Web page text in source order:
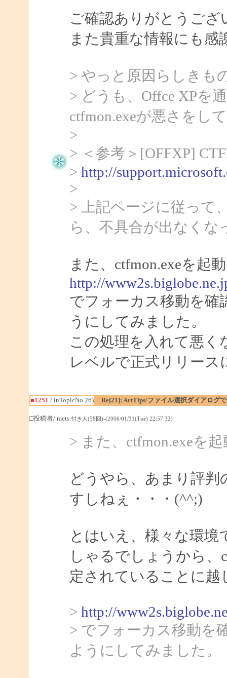
ご確認ありがとうござ
また貴重な情報にも感
> やっと原因らしきも
> どうも、Offce XPを
ctfmon.exeが悪さをし
>
> ＜参考＞[OFFXP]
> http://
>
> 上記ページに従って
ら、不具合が出なくな
また、ctfmon.exeを起
http://
でフォーカス移動を確
うにしてみました。
この処理を入れて悪
レベルで正式リリー
■1251 / inTopicNo.26) Re[21]: ArtTips/ファイル選択ダイアログ
□投稿者/ mets 付き人(58回)-(2006/01/31(Tue) 22:57:32)
> また、ctfmon.exeを
どうやら、あまり評
すしねぇ・・・(^^;)
とはいえ、様々な環
しゃるでしょうから、
定されていることに
> http://
> でフォーカス移動を
ようにしてみました。